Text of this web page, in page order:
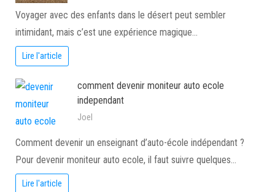
Voyager avec des enfants dans le désert peut sembler
intimidant, mais c’est une expérience magique…
Lire l'article
comment devenir moniteur auto ecole
independant
Joel
Comment devenir un enseignant d’auto-école indépendant ?
Pour devenir moniteur auto ecole, il faut suivre quelques…
Lire l'article